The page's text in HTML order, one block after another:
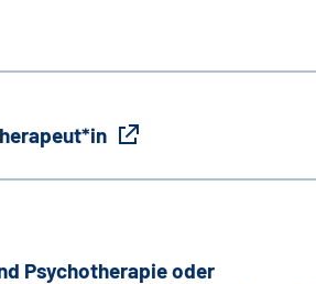
Psychotherapie oder